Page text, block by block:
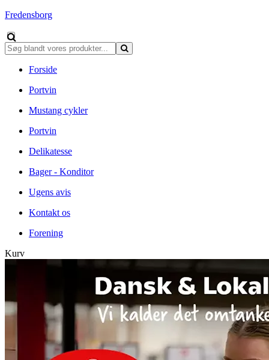
Fredensborg
Forside
Portvin
Mustang cykler
Portvin
Delikatesse
Bager - Konditor
Ugens avis
Kontakt os
Forening
Kurv